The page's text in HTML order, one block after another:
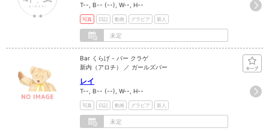
T--, B-- (--), W--, H--
写真 日記 動画 グラビア 新人
未定
Bar くらげ - バー クラゲ
新内（アロチ） ／ ガールズバー
レイ
T--, B-- (--), W--, H--
写真 日記 動画 グラビア 新人
未定